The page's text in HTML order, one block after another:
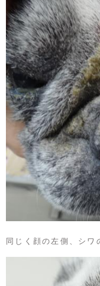
同じく顔の左側、シワ